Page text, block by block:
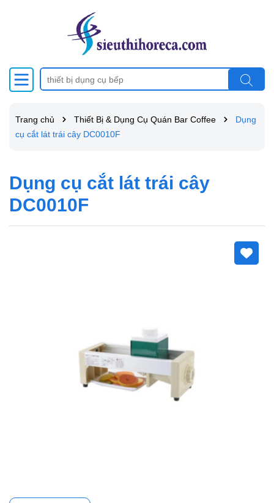
Trang chủ Thiết Bị & Dụng Cụ Quán Bar Coffee
Dụng
cụ cắt lát trái cây DC0010F
Dụng cụ cắt lát trái cây
DC0010F